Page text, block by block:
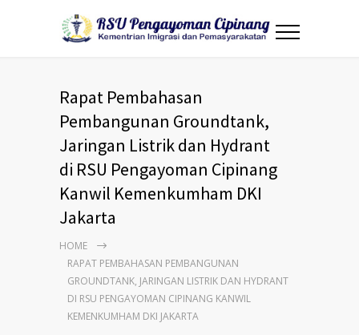
Rapat Pembahasan
Pembangunan Groundtank,
Jaringan Listrik dan Hydrant
di RSU Pengayoman Cipinang
Kanwil Kemenkumham DKI
Jakarta
HOME
RAPAT PEMBAHASAN PEMBANGUNAN
GROUNDTANK, JARINGAN LISTRIK DAN HYDRANT
DI RSU PENGAYOMAN CIPINANG KANWIL
KEMENKUMHAM DKI JAKARTA